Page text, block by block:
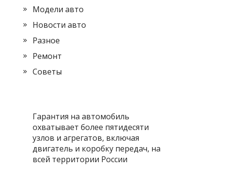
Модели авто
Новости авто
Разное
Ремонт
Советы
Гарантия на автомобиль
охватывает более пятидесяти
узлов и агрегатов, включая
двигатель и коробку передач, на
всей территории России